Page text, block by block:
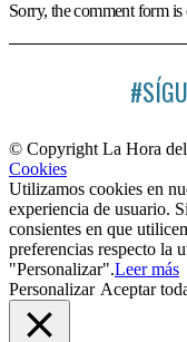
Sorry, the comment form is
© Copyright La Hora del
Cookies
Utilizamos cookies en
experiencia de usuario.
consientes en que
preferencias respecto la
"Personalizar".Leer más
Personalizar Aceptar